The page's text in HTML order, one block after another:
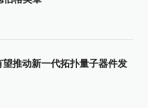
推动新一代拓扑量子器件发